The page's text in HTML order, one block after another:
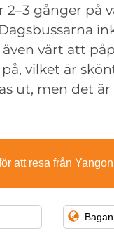
gånger på
värt att
vilket är
ut, men det
att resa från